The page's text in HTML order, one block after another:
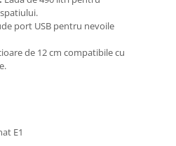
port USB pentru nevoile
de 12 cm compatibile cu
E1